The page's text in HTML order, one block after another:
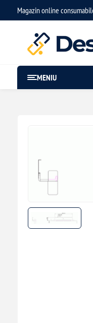
Magazin online
MENIU